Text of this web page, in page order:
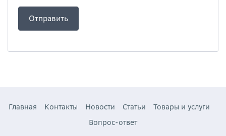
Главная Контакты Новости Статьи
Товары и услуги
Вопрос-ответ